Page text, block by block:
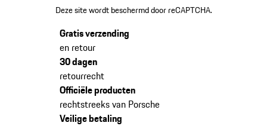
Deze site wordt beschermd door reCAPTCHA.
Gratis verzending
en retour
30 dagen
retourrecht
Officiële producten
rechtstreeks van Porsche
Veilige betaling